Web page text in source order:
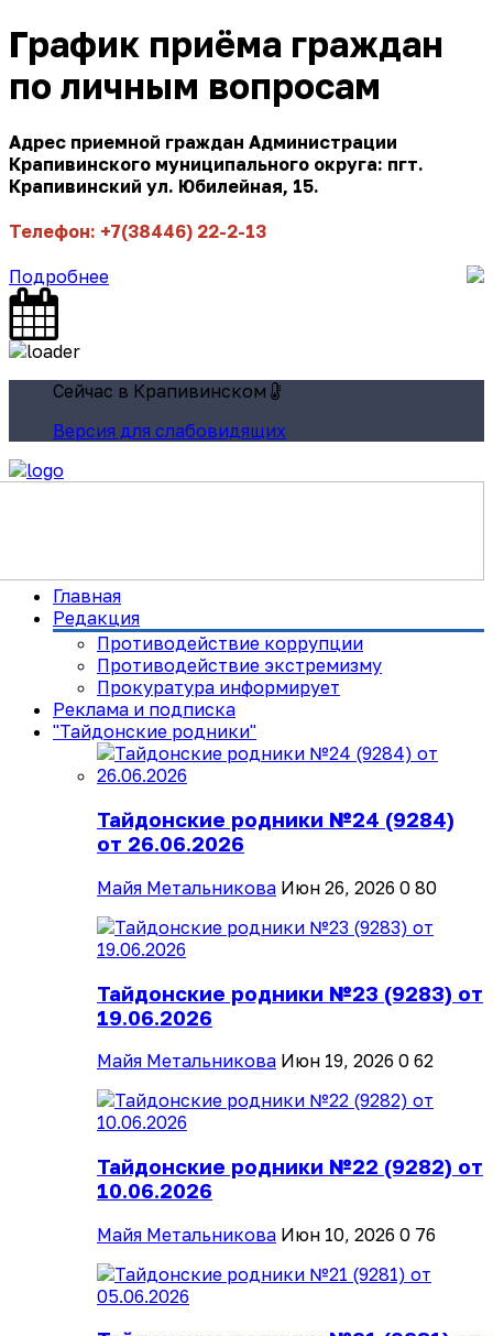
График приёма граждан
по личным вопросам
Адрес приемной граждан Администрации
Крапивинского муниципального округа: пгт.
Крапивинский ул. Юбилейная, 15.
Телефон: +7(38446) 22-2-13
Подробнее
Сейчас в Крапивинском
Версия для слабовидящих
Главная
Редакция
Противодействие коррупции
Противодействие экстремизму
Прокуратура информирует
Реклама и подписка
"Тайдонские родники"
Тайдонские родники №24 (9284)
от 26.06.2026
Майя Метальникова Июн 26, 2026 0 80
Тайдонские родники №23 (9283) от
19.06.2026
Майя Метальникова Июн 19, 2026 0 62
Тайдонские родники №22 (9282) от
10.06.2026
Майя Метальникова Июн 10, 2026 0 76